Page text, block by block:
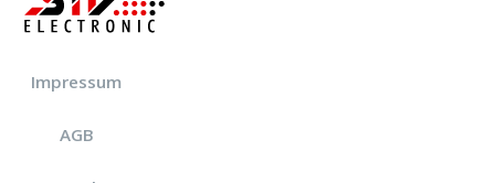
Impressum
AGB